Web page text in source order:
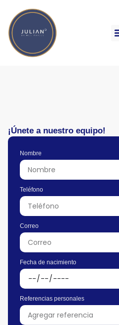
contenido
¡Únete a nuestro equipo!
Nombre
Teléfono
Correo
Fecha de nacimiento
Referencias personales